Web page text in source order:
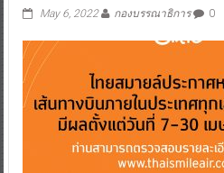
May 6, 2022 กองบรรณาธิการ 0